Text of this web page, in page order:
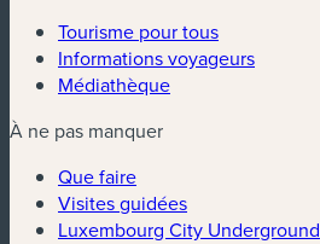
Tourisme pour tous
Informations voyageurs
Médiathèque
À ne pas manquer
Que faire
Visites guidées
Luxembourg City Underground